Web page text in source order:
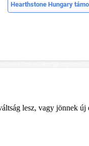
Hearthstone Hungary